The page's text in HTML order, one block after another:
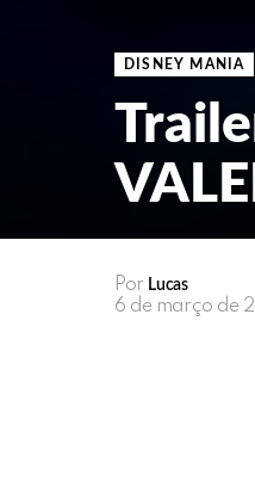
DISNEY MANIA
Por Lucas
6 de março de